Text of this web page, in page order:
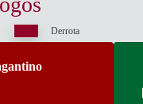
Derrota